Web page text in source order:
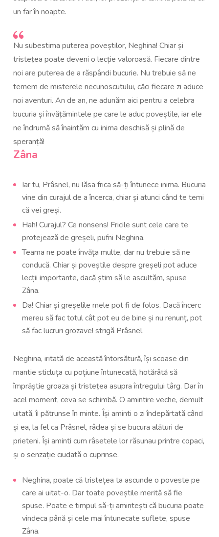
un far în noapte.
Nu subestima puterea poveștilor, Neghina! Chiar și
tristețea poate deveni o lecție valoroasă. Fiecare dintre
noi are puterea de a răspândi bucurie. Nu trebuie să ne
temem de misterele necunoscutului, căci fiecare zi aduce
noi aventuri. An de an, ne adunăm aici pentru a celebra
bucuria și învățămintele pe care le aduc poveștile, iar ele
ne îndrumă să înaintăm cu inima deschisă și plină de
speranță!
Zâna
Iar tu, Prâsnel, nu lăsa frica să-ți întunece inima. Bucuria
vine din curajul de a încerca, chiar și atunci când te temi
că vei greși.
Hah! Curajul? Ce nonsens! Fricile sunt cele care te
protejează de greșeli, pufni Neghina.
Teama ne poate învăța multe, dar nu trebuie să ne
conducă. Chiar și poveștile despre greșeli pot aduce
lecții importante, dacă știm să le ascultăm, spuse
Zâna.
Da! Chiar și greșelile mele pot fi de folos. Dacă încerc
mereu să fac totul cât pot eu de bine și nu renunț, pot
să fac lucruri grozave! strigă Prâsnel.
Neghina, iritată de această întorsătură, își scoase din
mantie sticluța cu poțiune întunecată, hotărâtă să
împrăștie groaza și tristețea asupra întregului târg. Dar în
acel moment, ceva se schimbă. O amintire veche, demult
uitată, îi pătrunse în minte. Își aminti o zi îndepărtată când
și ea, la fel ca Prâsnel, râdea și se bucura alături de
prieteni. Își aminti cum râsetele lor răsunau printre copaci,
și o senzație ciudată o cuprinse.
Neghina, poate că tristețea ta ascunde o poveste pe
care ai uitat-o. Dar toate poveștile merită să fie
spuse. Poate e timpul să-ți amintești că bucuria poate
vindeca până și cele mai întunecate suflete, spuse
Zâna.